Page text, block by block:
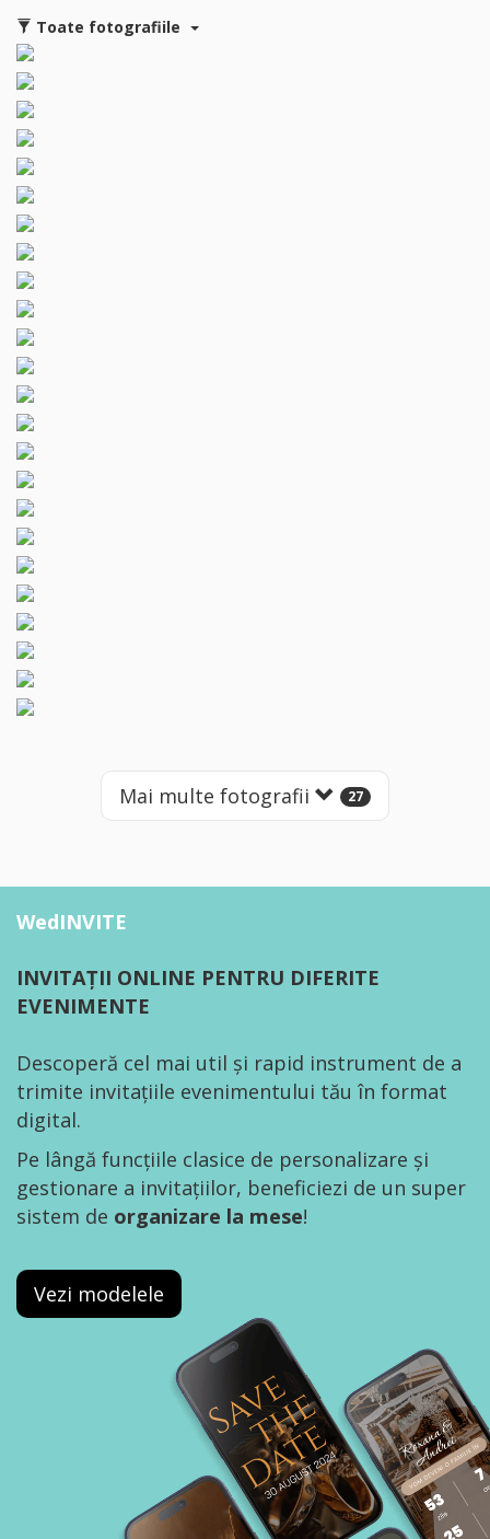
Toate fotografiile
Mai multe fotografii 27
WedINVITE
INVITAȚII ONLINE PENTRU DIFERITE
EVENIMENTE
Descoperă cel mai util și rapid instrument de a
trimite invitațiile evenimentului tău în format
digital.
Pe lângă funcțiile clasice de personalizare și
gestionare a invitațiilor, beneficiezi de un super
sistem de organizare la mese!
Vezi modelele